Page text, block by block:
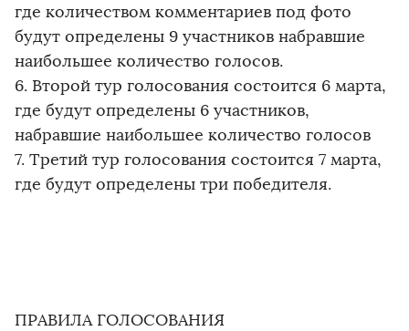
где количеством комментариев под фото
будут определены 9 участников набравшие
наибольшее количество голосов.
6. Второй тур голосования состоится 6 марта,
где будут определены 6 участников,
набравшие наибольшее количество голосов
7. Третий тур голосования состоится 7 марта,
где будут определены три победителя.
ПРАВИЛА ГОЛОСОВАНИЯ